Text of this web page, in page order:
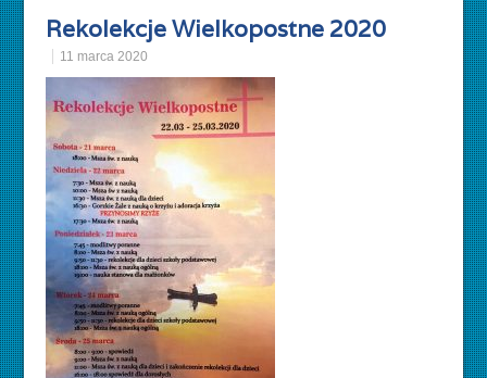
Rekolekcje Wielkopostne 2020
11 marca 2020